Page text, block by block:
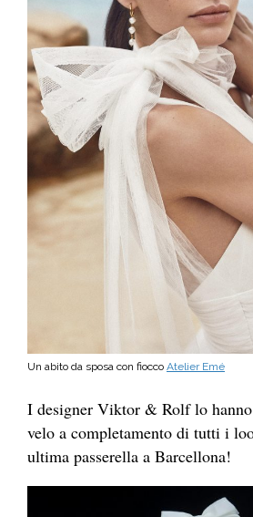
Un abito da sposa con fiocco Atelier Emé
I designer Viktor & Rolf lo
velo a completamento di tutti i
ultima passerella a Barcellona!